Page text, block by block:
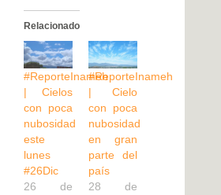
Relacionado
#ReporteInameh
| Cielos
con poca
nubosidad
este
lunes
#26Dic
26 de
#ReporteInameh
| Cielo
con poca
nubosidad
en gran
parte del
país
28 de